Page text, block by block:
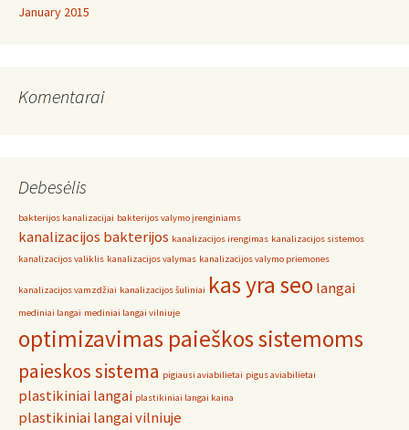
January 2015
Komentarai
Debesėlis
bakterijos kanalizacijai bakterijos valymo įrenginiams
kanalizacijos bakterijos kanalizacijos irengimas kanalizacijos sistemos
kanalizacijos valiklis kanalizacijos valymas kanalizacijos valymo priemones
kanalizacijos vamzdžiai kanalizacijos šuliniai kas yra seolangai
mediniai langai mediniai langai vilniuje
optimizavimas paieškos sistemoms
paieskos sistema pigiausi aviabilietai pigus aviabilietai
plastikiniai langai plastikiniai langai kaina
plastikiniai langai vilniuje